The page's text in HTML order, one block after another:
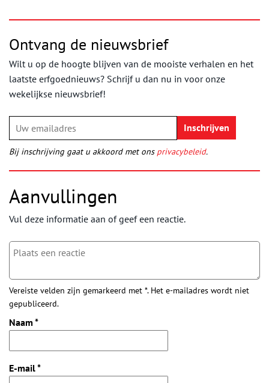
Ontvang de nieuwsbrief
Wilt u op de hoogte blijven van de mooiste verhalen en het
laatste erfgoednieuws? Schrijf u dan nu in voor onze
wekelijkse nieuwsbrief!
Bij inschrijving gaat u akkoord met ons privacybeleid.
Aanvullingen
Vul deze informatie aan of geef een reactie.
Vereiste velden zijn gemarkeerd met *. Het e-mailadres wordt niet
gepubliceerd.
Naam *
E-mail*